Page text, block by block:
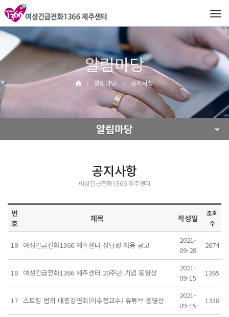
알림마당
알림마당 공지사항
알림마당
공지사항
여성긴급전화1366 제주센터
번
호
제목 작성일
조회
수
19 여성긴급전화1366 제주센터 상담원 채용 공고
2021-
09-28
2674
18 여성긴급전화1366 제주센터 20주년 기념 동영상
2021-
09-15
1365
17 스토킹 범죄 대중강연회(이수정교수) 유튜브 동영상
2021-
09-15
1338